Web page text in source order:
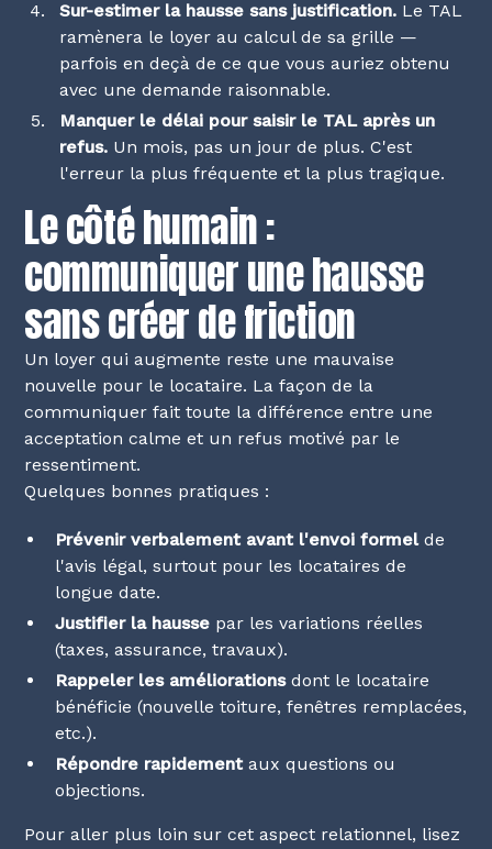
Sur-estimer la hausse sans justification. Le TAL
ramènera le loyer au calcul de sa grille —
parfois en deçà de ce que vous auriez obtenu
avec une demande raisonnable.
Manquer le délai pour saisir le TAL après un
refus. Un mois, pas un jour de plus. C'est
l'erreur la plus fréquente et la plus tragique.
Le côté humain :
communiquer une hausse
sans créer de friction
Un loyer qui augmente reste une mauvaise
nouvelle pour le locataire. La façon de la
communiquer fait toute la différence entre une
acceptation calme et un refus motivé par le
ressentiment.
Quelques bonnes pratiques :
Prévenir verbalement avant l'envoi formelde
l'avis légal, surtout pour les locataires de
longue date.
Justifier la hausse par les variations réelles
(taxes, assurance, travaux).
Rappeler les améliorationsdont le locataire
bénéficie (nouvelle toiture, fenêtres remplacées,
etc.).
Répondre rapidementaux questions ou
objections.
Pour aller plus loin sur cet aspect relationnel, lisez